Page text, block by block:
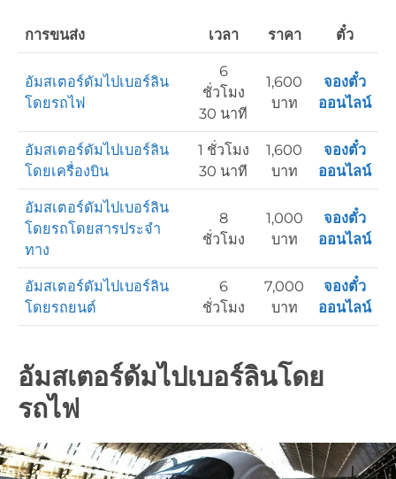
การขนส่ง เวลา ราคา ตั๋ว
อัมสเตอร์ดัมไปเบอร์ลิน
โดยรถไฟ
6
ชั่วโมง
30 นาที
1,600
บาท
จองตั๋ว
ออนไลน์
อัมสเตอร์ดัมไปเบอร์ลิน
โดยเครื่องบิน
1 ชั่วโมง
30 นาที
1,600
บาท
จองตั๋ว
ออนไลน์
อัมสเตอร์ดัมไปเบอร์ลิน
โดยรถโดยสารประจำ
ทาง
8
ชั่วโมง
1,000
บาท
จองตั๋ว
ออนไลน์
อัมสเตอร์ดัมไปเบอร์ลิน
โดยรถยนต์
6
ชั่วโมง
7,000
บาท
จองตั๋ว
ออนไลน์
อัมสเตอร์ดัมไปเบอร์ลินโดย
รถไฟ